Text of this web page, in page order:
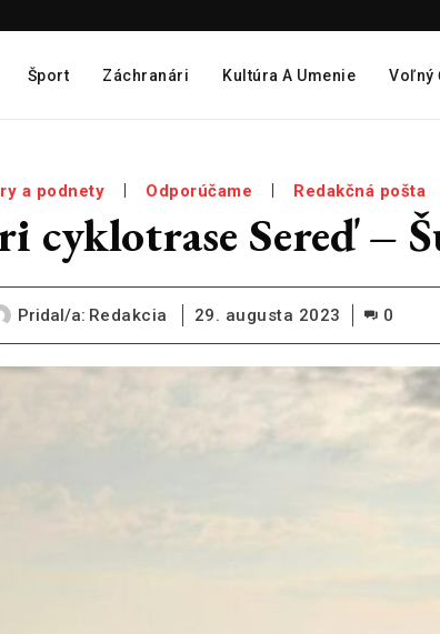
Šport Záchranári Kultúra A Umenie Voľný
a podnety Odporúčame Redakčná pošta
cyklotrase Sereď –
Pridal/a: Redakcia 29. augusta 2023 0